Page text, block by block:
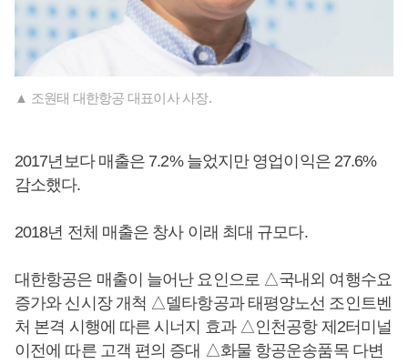
▲ 조원태 대한항공 대표이사 사장.
2017년보다 매출은 7.2% 늘었지만 영업이익은 27.6%
감소했다.
2018년 전체 매출은 창사 이래 최대 규모다.
대한항공은 매출이 늘어난 요인으로 △국내외 여행수요
증가와 신시장 개척 △델타항공과 태평양노선 조인트벤
처 본격 시행에 따른 시너지 효과 △인천공항 제2터미널
이전에 따른 고객 편의 증대 △화물 항공운송품목 다변